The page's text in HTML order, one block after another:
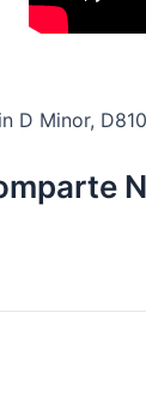
D Minor, D810